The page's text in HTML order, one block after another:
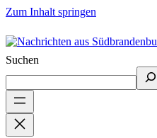
Zum Inhalt springen
Suchen